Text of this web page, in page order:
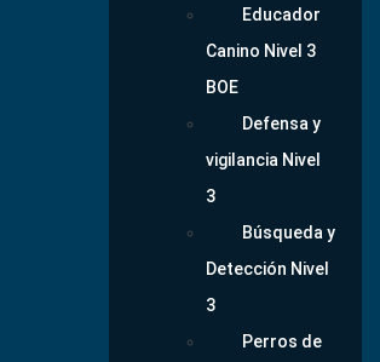
Educador
Canino Nivel 3
BOE
Defensa y
vigilancia Nivel
3
Búsqueda y
Detección Nivel
3
Perros de